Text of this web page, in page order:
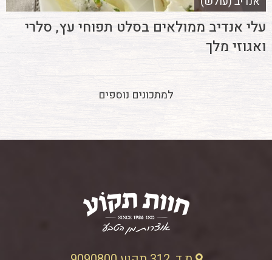
עלי אנדיב ממולאים בסלט תפוחי עץ, סלרי
ואגוזי מלך
למתכונים נוספים